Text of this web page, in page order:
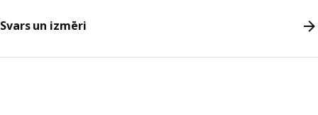
Svars un izmēri